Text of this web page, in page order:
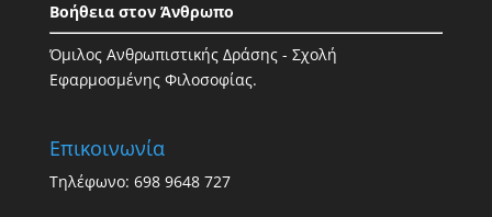
Βοήθεια στον Άνθρωπο
Όμιλος Ανθρωπιστικής Δράσης - Σχολή
Εφαρμοσμένης Φιλοσοφίας.
Επικοινωνία
Τηλέφωνο: 698 9648 727